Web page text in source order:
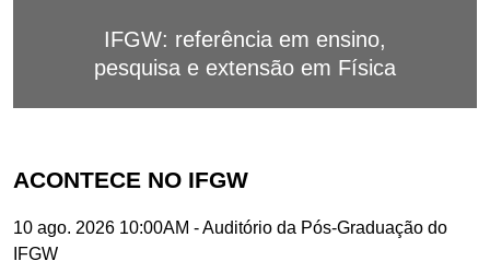
IFGW: referência em ensino,
pesquisa e extensão em Física
ACONTECE NO IFGW
10 ago. 2026 10:00AM -Auditório da Pós-Graduação do
IFGW